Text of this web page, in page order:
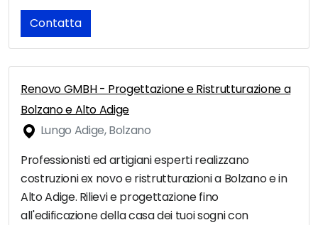
Contatta
Renovo GMBH - Progettazione e Ristrutturazione a
Bolzano e Alto Adige
Lungo Adige, Bolzano
Professionisti ed artigiani esperti realizzano
costruzioni ex novo e ristrutturazioni a Bolzano e in
Alto Adige. Rilievi e progettazione fino
all'edificazione della casa dei tuoi sogni con